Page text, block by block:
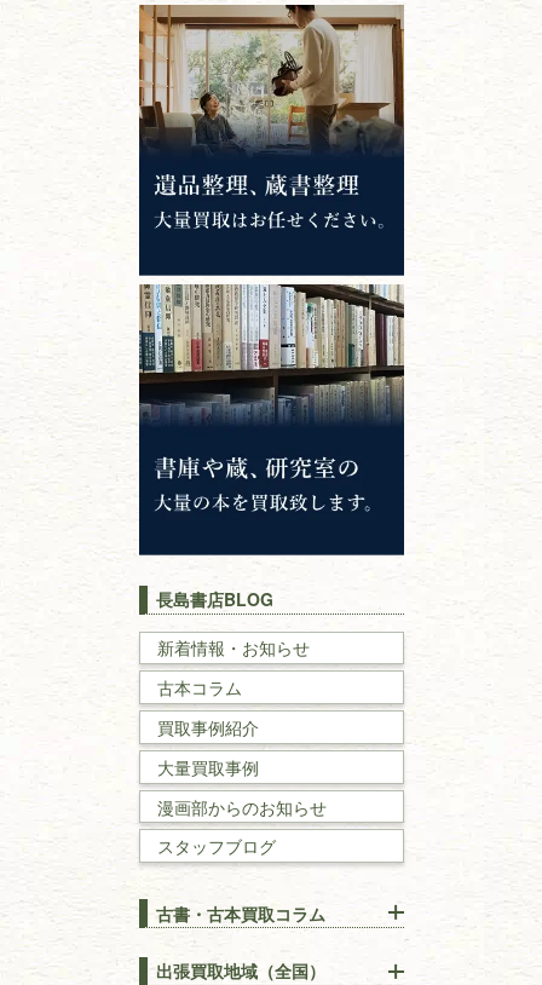
江戸時代の書物
唐本・漢籍・
中国書物・朝鮮本
錦絵・浮世絵・版画・刷り物
専門書・ 学術書
哲学書・思想書
心理学・倫理学
仏教書
神道・神社仏閣
イスラム教
キリスト教
戦記・戦史
国文学・
理工書
数学書・物理学書
建築書
漢方・鍼灸・東洋医学
易学・占い
長島書店BLOG
新着情報・お知らせ
古本コラム
買取事例紹介
大量買取事例
漫画部からのお知らせ
スタッフブログ
古書・古本買取コラム
【出張買取】古本の大量買取
りOK！効率的に売る方法
出張買取地域（全国）